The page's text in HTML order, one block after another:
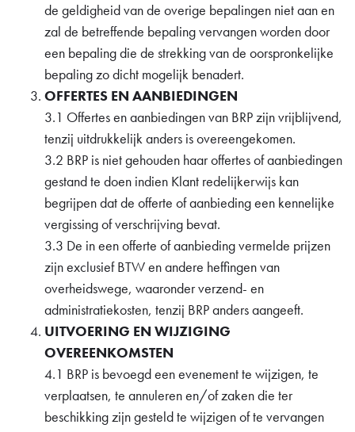
de geldigheid van de overige bepalingen niet aan en
zal de betreffende bepaling vervangen worden door
een bepaling die de strekking van de oorspronkelijke
bepaling zo dicht mogelijk benadert.
OFFERTES EN AANBIEDINGEN
3.1 Offertes en aanbiedingen van BRP zijn vrijblijvend,
tenzij uitdrukkelijk anders is overeengekomen.
3.2 BRP is niet gehouden haar offertes of aanbiedingen
gestand te doen indien Klant redelijkerwijs kan
begrijpen dat de offerte of aanbieding een kennelijke
vergissing of verschrijving bevat.
3.3 De in een offerte of aanbieding vermelde prijzen
zijn exclusief BTW en andere heffingen van
overheidswege, waaronder verzend- en
administratiekosten, tenzij BRP anders aangeeft.
UITVOERING EN WIJZIGING
OVEREENKOMSTEN
4.1 BRP is bevoegd een evenement te wijzigen, te
verplaatsen, te annuleren en/of zaken die ter
beschikking zijn gesteld te wijzigen of te vervangen